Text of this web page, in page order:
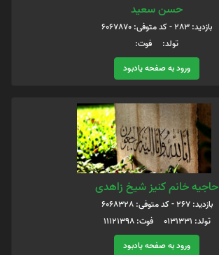
حسن سعید
بازدید: 283 - کد متوفی: 6067870
تولد: فوت:
ورود به صفحه یادبود
حاجیه خانم کنیز شیخ زاهدی
بازدید: 267 - کد متوفی: 6068328
تولد: 0131331 فوت: 11121398
ورود به صفحه یادبود